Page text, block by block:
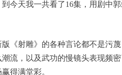
今天我一共看了16集，用剧中
《射雕》的各种言论都不是污
流，以及武功的慢镜头表现频
得满堂彩。